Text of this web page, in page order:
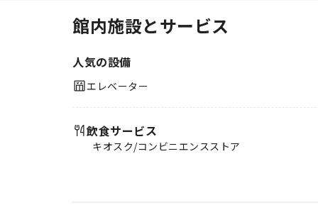
館内施設とサービス
人気の設備
エレベーター
飲食サービス
キオスク/コンビニエンスストア